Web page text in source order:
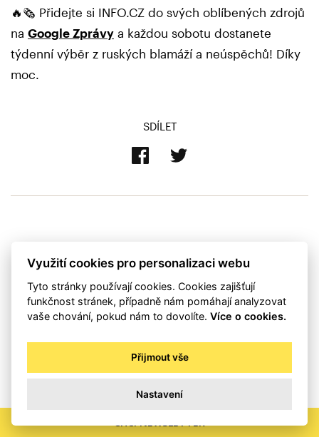
🔥🗞️ Přidejte si INFO.CZ do svých oblíbených zdrojů
na Google Zprávy a každou sobotu dostanete
týdenní výběr z ruských blamáží a neúspěchů! Díky
moc.
SDÍLET
Nepodařilo se načíst komentáře.
Využití cookies pro personalizaci webu
Tyto stránky používají cookies. Cookies zajišťují
funkčnost stránek, případně nám pomáhají analyzovat
vaše chování, pokud nám to dovolíte.Více o cookies.
Přijmout vše
Nastavení
CHCI NEWSLETTER